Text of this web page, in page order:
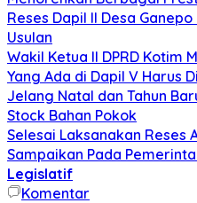
Reses Dapil II Desa
Usulan
Wakil Ketua II DPRD Kotim
Yang Ada di Dapil V Harus
Jelang Natal dan Tahun
Stock Bahan Pokok
Selesai Laksanakan Reses
Sampaikan Pada
Legislatif
Komentar